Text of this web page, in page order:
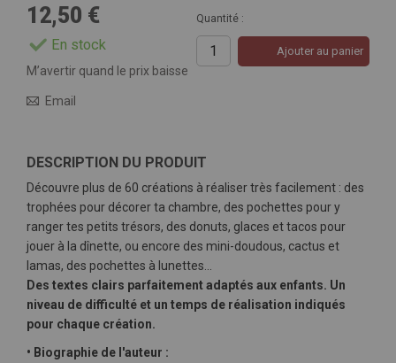
12,50 €
En stock
Quantité :
Ajouter au panier
M’avertir quand le prix baisse
Email
DESCRIPTION DU PRODUIT
Découvre plus de 60 créations à réaliser très facilement : des
trophées pour décorer ta chambre, des pochettes pour y
ranger tes petits trésors, des donuts, glaces et tacos pour
jouer à la dînette, ou encore des mini-doudous, cactus et
lamas, des pochettes à lunettes...
Des textes clairs parfaitement adaptés aux enfants. Un
niveau de difficulté et un temps de réalisation indiqués
pour chaque création.
• Biographie de l'auteur :